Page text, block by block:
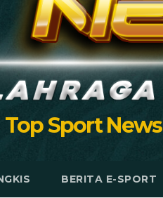
Top Sport News
BERITA E-SPORT